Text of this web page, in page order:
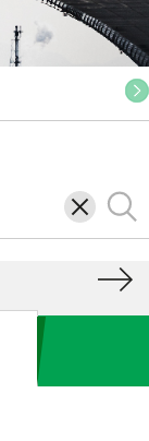
삭
제
검
색